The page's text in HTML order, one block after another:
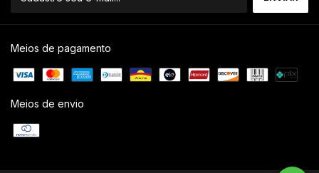
Meios de pagamento
Meios de envio